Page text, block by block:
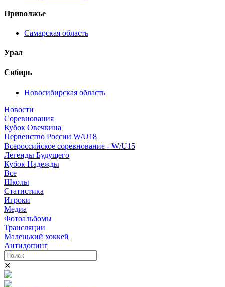
Приволжье
Самарская область
Урал
Сибирь
Новосибирская область
Новости
Соревнования
Кубок Овечкина
Первенство России W/U18
Всероссийское соревнование - W/U15
Легенды Будущего
Кубок Надежды
Все
Школы
Статистика
Игроки
Медиа
Фотоальбомы
Трансляции
Маленький хоккей
Антидопинг
✕